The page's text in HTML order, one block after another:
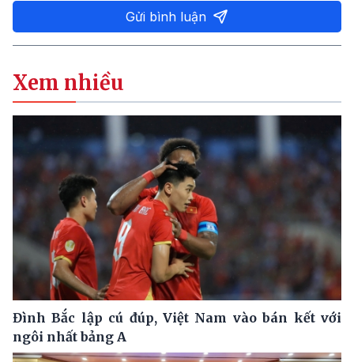
Gửi bình luận
Xem nhiều
Đình Bắc lập cú đúp, Việt Nam vào bán kết với
ngôi nhất bảng A